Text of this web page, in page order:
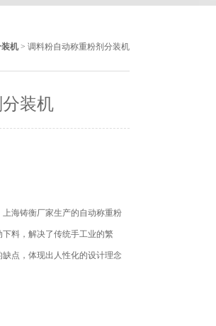
机 > 调料粉自动称重粉剂分装机
装机
海铸衡厂家生产的自动称重粉
料，解决了传统手工业的繁
点，体现出人性化的设计理念